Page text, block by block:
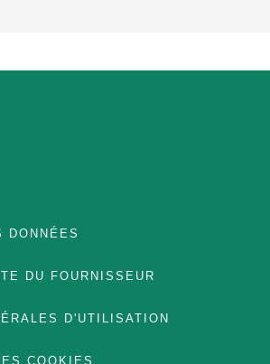
DONNÉES
DU FOURNISSEUR
D'UTILISATION
COOKIES